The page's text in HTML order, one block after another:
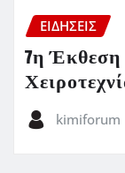
ΕΙΔΗΣΕΙΣ
7η
kimiforum